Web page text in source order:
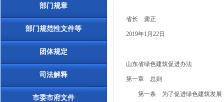
部门规章
部门规范性文件等
团体规定
司法解释
市委市府文件
省长 龚正
2019年1月22日
山东省绿色建筑促进办法
第一章 总则
第一条 为了促进绿色建筑发展，